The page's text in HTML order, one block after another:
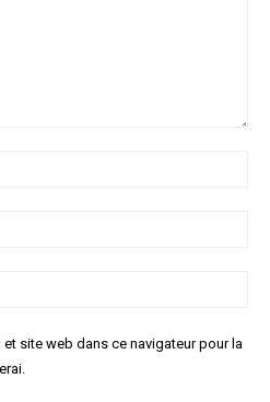
site web dans ce navigateur pour la